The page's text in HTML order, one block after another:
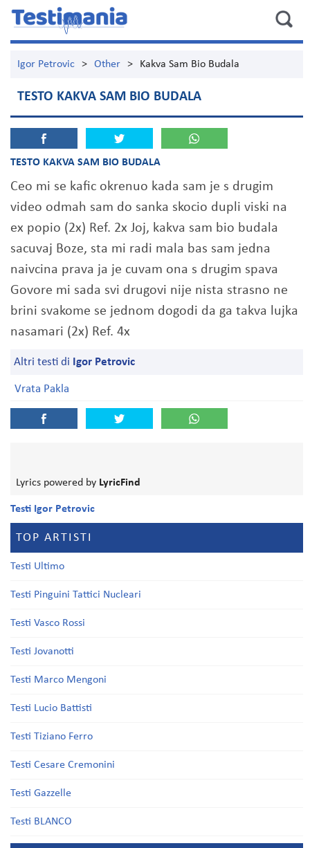
Igor Petrovic > Other > Kakva Sam Bio Budala
TESTO KAKVA SAM BIO BUDALA
TESTO KAKVA SAM BIO BUDALA
Ceo mi se kafic okrenuo kada sam je s drugim
video odmah sam do sanka skocio dupli viski na
ex popio (2x) Ref. 2x Joj, kakva sam bio budala
sacuvaj Boze, sta mi radi mala bas sam jedna
naivcina prava ja je cuvam ona s drugim spava
Govore mi sada svi drugovi nije nista strasno ne
brini svakome se jednom dogodi da ga takva lujka
nasamari (2x) Ref. 4x
Altri testi di Igor Petrovic
Vrata Pakla
Lyrics powered by LyricFind
Testi Igor Petrovic
TOP ARTISTI
Testi Ultimo
Testi Pinguini Tattici Nucleari
Testi Vasco Rossi
Testi Jovanotti
Testi Marco Mengoni
Testi Lucio Battisti
Testi Tiziano Ferro
Testi Cesare Cremonini
Testi Gazzelle
Testi BLANCO